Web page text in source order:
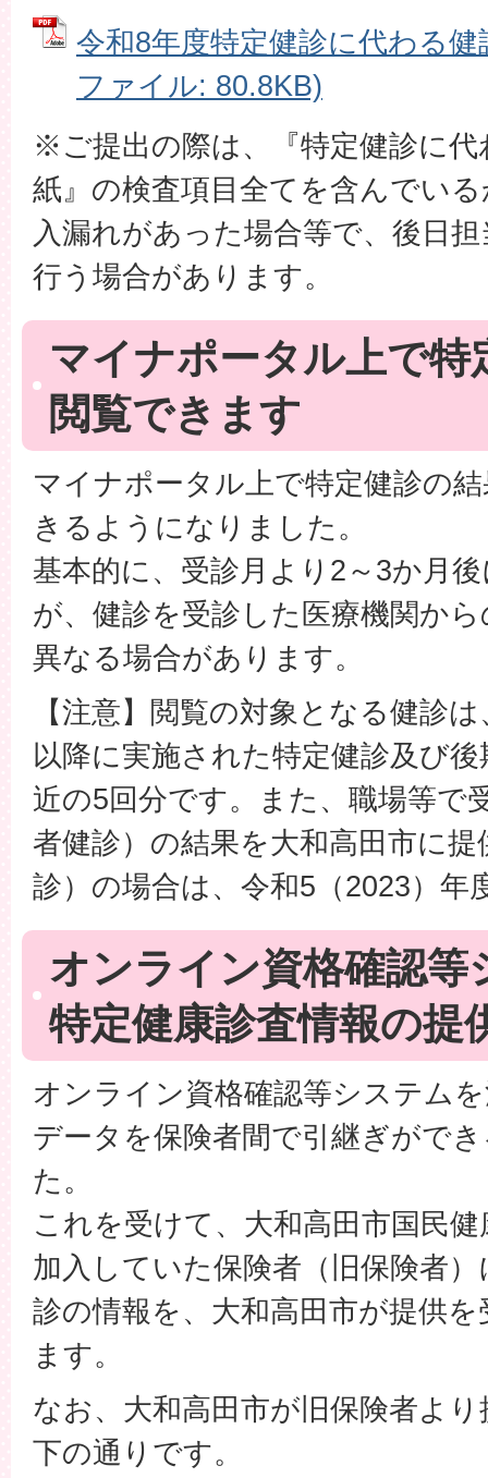
令和8年度特定健診に代わる
ファイル: 80.8KB)
※ご提出の際は、『特定健診に代
紙』の検査項目全てを含んでい
入漏れがあった場合等で、後日
行う場合があります。
マイナポータル上で特
閲覧できます
マイナポータル上で特定健診の
きるようになりました。
基本的に、受診月より2～3か月
が、健診を受診した医療機関か
異なる場合があります。
【注意】閲覧の対象となる健診
以降に実施された特定健診及び
近の5回分です。また、職場等で
者健診）の結果を大和高田市に
診）の場合は、令和5（2023）年
オンライン資格確認等
特定健康診査情報の提
オンライン資格確認等システム
データを保険者間で引継ぎがで
た。
これを受けて、大和高田市国民
加入していた保険者（旧保険者
診の情報を、大和高田市が提供
ます。
なお、大和高田市が旧保険者よ
下の通りです。